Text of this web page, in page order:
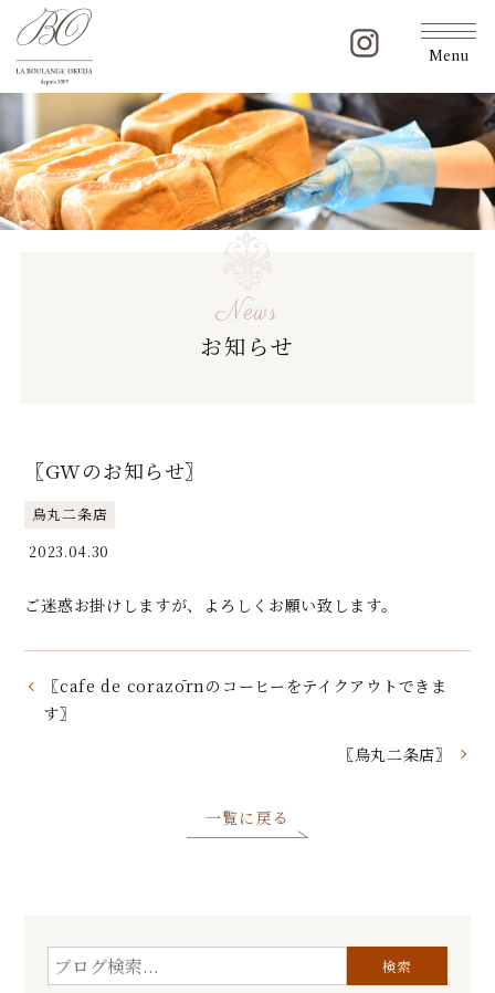
Menu
News
お知らせ
〖GWのお知らせ〗
烏丸二条店
2023.04.30
ご迷惑お掛けしますが、よろしくお願い致します。
〖cafe de corazōrnのコーヒーをテイクアウトできま
す〗
〖烏丸二条店〗
一覧に戻る